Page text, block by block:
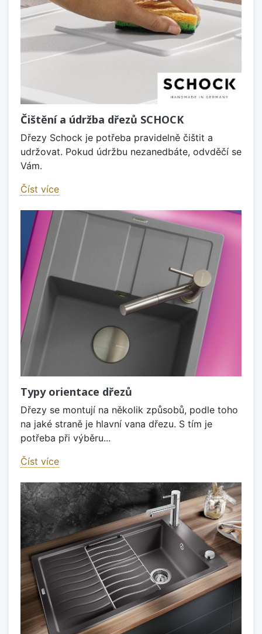
Čištění a údržba dřezů SCHOCK
Dřezy Schock je potřeba pravidelně čištit a
udržovat. Pokud údržbu nezanedbáte, odvděčí se
Vám.
Číst více
Typy orientace dřezů
Dřezy se montují na několik způsobů, podle toho
na jaké straně je hlavní vana dřezu. S tím je
potřeba při výběru...
Číst více